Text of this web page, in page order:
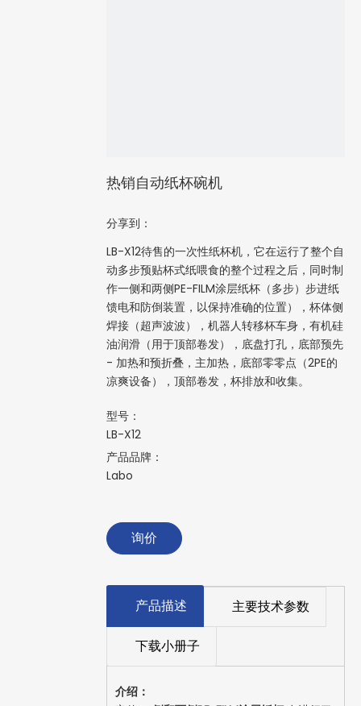
热销自动纸杯碗机
分享到：
LB-X12待售的一次性纸杯机，它在运行了整个自
动多步预贴杯式纸喂食的整个过程之后，同时制
作一侧和两侧PE-FILM涂层纸杯（多步）步进纸
馈电和防倒装置，以保持准确的位置），杯体侧
焊接（超声波波），机器人转移杯车身，有机硅
油润滑（用于顶部卷发），底盘打孔，底部预先
- 加热和预折叠，主加热，底部零零点（2PE的
凉爽设备），顶部卷发，杯排放和收集。
型号：
LB-X12
产品品牌：
Labo
询价
产品描述 主要技术参数
下载小册子
介绍：